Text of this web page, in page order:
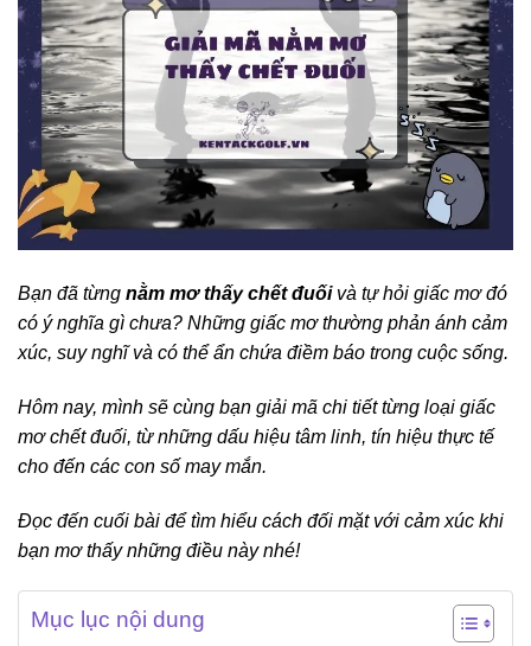
Bạn đã từng nằm mơ thấy chết đuốivà tự hỏi giấc mơ đó
có ý nghĩa gì chưa? Những giấc mơ thường phản ánh cảm
xúc, suy nghĩ và có thể ẩn chứa điềm báo trong cuộc sống.
Hôm nay, mình sẽ cùng bạn giải mã chi tiết từng loại giấc
mơ chết đuối, từ những dấu hiệu tâm linh, tín hiệu thực tế
cho đến các con số may mắn.
Đọc đến cuối bài để tìm hiểu cách đối mặt với cảm xúc khi
bạn mơ thấy những điều này nhé!
Mục lục nội dung